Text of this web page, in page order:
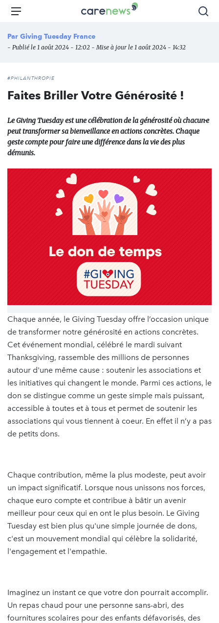
Aller
principal
Carenews,
des
Menu
Par Giving Tuesday France
- Publié le 1 août 2024 - 12:02 - Mise à jour le 1 août 2024 - 14:32
#PHILANTHROPIE
Faites Briller Votre Générosité !
Le Giving Tuesday est une célébration de la générosité où chacun·e
peut transformer sa bienveillance en actions concrètes. Chaque
geste compte pour faire une différence dans la vie des plus
démunis.
Chaque année, le Giving Tuesday offre l’occasion unique
de transformer notre générosité en actions concrètes.
Cet événement mondial, célébré le mardi suivant
Thanksgiving, rassemble des millions de personnes
autour d'une même cause : soutenir les associations et
les initiatives qui changent le monde. Parmi ces actions, le
don se distingue comme un geste simple mais puissant,
accessible à toutes et à tous et permet de soutenir les
associations qui vous tiennent à coeur. En effet il n’y a pas
de petits dons.
Chaque contribution, même la plus modeste, peut avoir
un impact significatif. Lorsque nous unissons nos forces,
chaque euro compte et contribue à bâtir un avenir
meilleur pour ceux qui en ont le plus besoin. Le Giving
Tuesday est bien plus qu'une simple journée de dons,
c'est un mouvement mondial qui célèbre la solidarité,
l'engagement et l'empathie.
Imaginez un instant ce que votre don pourrait accomplir.
Un repas chaud pour une personne sans-abri, des
fournitures scolaires pour des enfants défavorisés, des